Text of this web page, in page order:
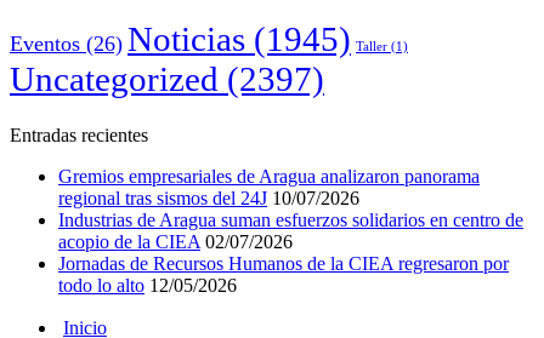
Eventos (26) Noticias (1945) Taller (1)
Uncategorized (2397)
Entradas recientes
Gremios empresariales de Aragua analizaron panorama
regional tras sismos del 24J 10/07/2026
Industrias de Aragua suman esfuerzos solidarios en centro de
acopio de la CIEA 02/07/2026
Jornadas de Recursos Humanos de la CIEA regresaron por
todo lo alto 12/05/2026
Inicio